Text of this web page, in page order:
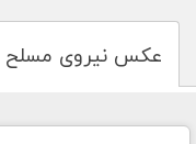
عکس نیروی مسلح